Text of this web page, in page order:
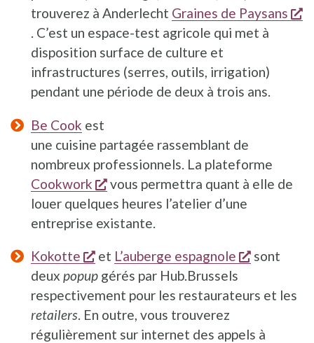
trouverez à Anderlecht Graines de Paysans
s'ouvre dans une nouvelle fenêtre
. C’est un espace-test agricole qui met à
disposition surface de culture et
infrastructures (serres, outils, irrigation)
pendant une période de deux à trois ans.
Be Cook est
une cuisine partagée rassemblant de
nombreux professionnels. La plateforme
Cookwork
s'ouvre dans une nouvelle fenêtre
vous permettra quant à elle de
louer quelques heures l’atelier d’une
entreprise existante.
Kokotte s'ouvre dans une nouvelle fenêtre
et L’auberge espagnole s'ouvre
sont
deux popupgérés par Hub.Brussels
respectivement pour les restaurateurs et les
retailers. En outre, vous trouverez
régulièrement sur internet des appels à